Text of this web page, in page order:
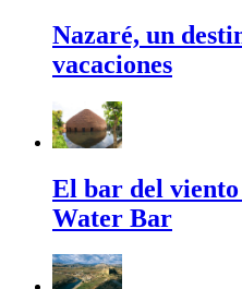
Nazaré, un
vacaciones
El bar del
Water Bar